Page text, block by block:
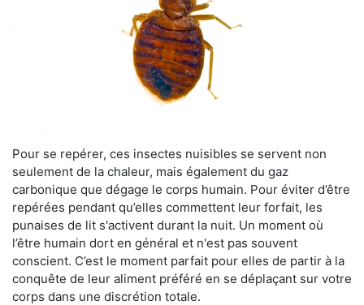
Pour se repérer, ces insectes nuisibles se servent non
seulement de la chaleur, mais également du gaz
carbonique que dégage le corps humain. Pour éviter d’être
repérées pendant qu’elles commettent leur forfait, les
punaises de lit s'activent durant la nuit. Un moment où
l’être humain dort en général et n'est pas souvent
conscient. C’est le moment parfait pour elles de partir à la
conquête de leur aliment préféré en se déplaçant sur votre
corps dans une discrétion totale.